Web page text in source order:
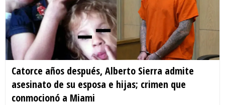
Catorce años después, Alberto Sierra admite
asesinato de su esposa e hijas; crimen que
conmocionó a Miami